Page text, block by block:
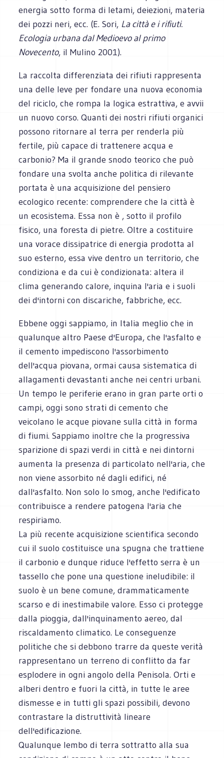
energia sotto forma di letami, deiezioni, materia
dei pozzi neri, ecc. (E. Sori, La città e i rifiuti.
Ecologia urbana dal Medioevo al primo
Novecento, il Mulino 2001).
La raccolta differenziata dei rifiuti rappresenta
una delle leve per fondare una nuova economia
del riciclo, che rompa la logica estrattiva, e avvii
un nuovo corso. Quanti dei nostri rifiuti organici
possono ritornare al terra per renderla più
fertile, più capace di trattenere acqua e
carbonio? Ma il grande snodo teorico che può
fondare una svolta anche politica di rilevante
portata è una acquisizione del pensiero
ecologico recente: comprendere che la città è
un ecosistema. Essa non è , sotto il profilo
fisico, una foresta di pietre. Oltre a costituire
una vorace dissipatrice di energia prodotta al
suo esterno, essa vive dentro un territorio, che
condiziona e da cui è condizionata: altera il
clima generando calore, inquina l'aria e i suoli
dei d'intorni con discariche, fabbriche, ecc.
Ebbene oggi sappiamo, in Italia meglio che in
qualunque altro Paese d'Europa, che l'asfalto e
il cemento impediscono l'assorbimento
dell'acqua piovana, ormai causa sistematica di
allagamenti devastanti anche nei centri urbani.
Un tempo le periferie erano in gran parte orti o
campi, oggi sono strati di cemento che
veicolano le acque piovane sulla città in forma
di fiumi. Sappiamo inoltre che la progressiva
sparizione di spazi verdi in città e nei dintorni
aumenta la presenza di particolato nell'aria, che
non viene assorbito né dagli edifici, né
dall'asfalto. Non solo lo smog, anche l'edificato
contribuisce a rendere patogena l'aria che
respiriamo.
La più recente acquisizione scientifica secondo
cui il suolo costituisce una spugna che trattiene
il carbonio e dunque riduce l'effetto serra è un
tassello che pone una questione ineludibile: il
suolo è un bene comune, drammaticamente
scarso e di inestimabile valore. Esso ci protegge
dalla pioggia, dall'inquinamento aereo, dal
riscaldamento climatico. Le conseguenze
politiche che si debbono trarre da queste verità
rappresentano un terreno di conflitto da far
esplodere in ogni angolo della Penisola. Orti e
alberi dentro e fuori la città, in tutte le aree
dismesse e in tutti gli spazi possibili, devono
contrastare la distruttività lineare
dell'edificazione.
Qualunque lembo di terra sottratto alla sua